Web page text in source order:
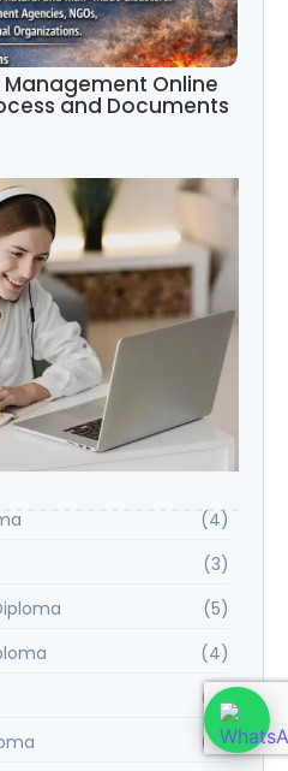
Online
and Documents
(4)
(3)
(5)
(4)
(4)
(4)